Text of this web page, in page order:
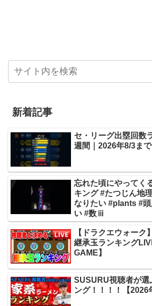
新着記事
セ・リーグ出塁回数
週間｜2026年8/3まで
忘れた頃にやってく
キング #たつじん地
なりたい #plants #
い #数ⅲ
【ドラクエウォーク
継承玉ランキング
GAME】
SUSURU視聴者が選
ング！！！！【2026